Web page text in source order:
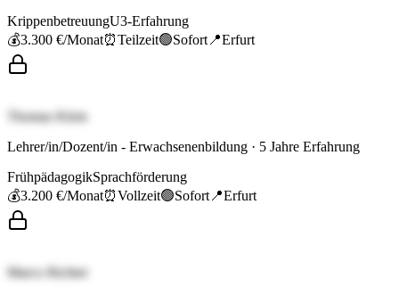
KrippenbetreuungU3-Erfahrung
💰3.300 €/Monat⏰Teilzeit🟢Sofort 📍Erfurt
Thomas Klein
Lehrer/in/Dozent/in - Erwachsenenbildung · 5 Jahre Erfahrung
FrühpädagogikSprachförderung
💰3.200 €/Monat⏰Vollzeit🟢Sofort 📍Erfurt
Marco Richter